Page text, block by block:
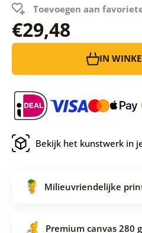
Toevoegen aan
€29,48
IN
Bekijk het kunstwerk in
Milieuvriendelijke
Premium canvas 280